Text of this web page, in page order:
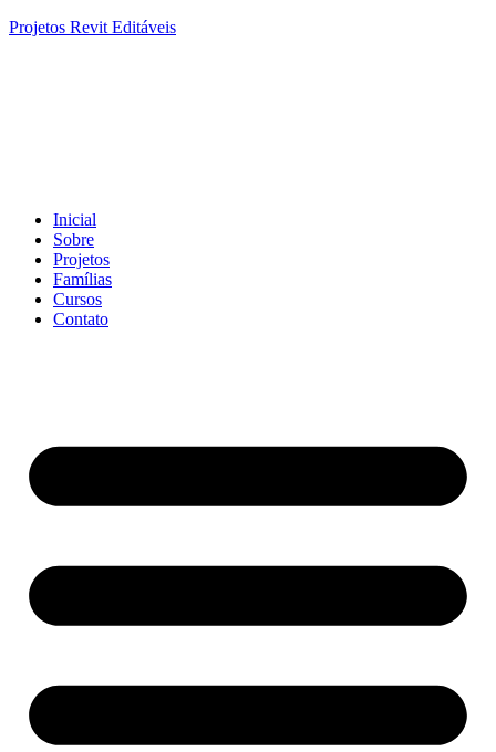
Projetos Revit Editáveis
Inicial
Sobre
Projetos
Famílias
Cursos
Contato